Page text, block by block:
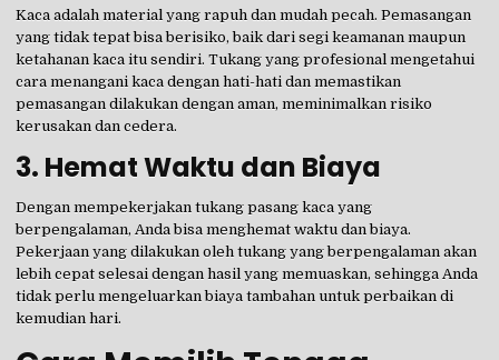
Kaca adalah material yang rapuh dan mudah pecah. Pemasangan
yang tidak tepat bisa berisiko, baik dari segi keamanan maupun
ketahanan kaca itu sendiri. Tukang yang profesional mengetahui
cara menangani kaca dengan hati-hati dan memastikan
pemasangan dilakukan dengan aman, meminimalkan risiko
kerusakan dan cedera.
3. Hemat Waktu dan Biaya
Dengan mempekerjakan tukang pasang kaca yang
berpengalaman, Anda bisa menghemat waktu dan biaya.
Pekerjaan yang dilakukan oleh tukang yang berpengalaman akan
lebih cepat selesai dengan hasil yang memuaskan, sehingga Anda
tidak perlu mengeluarkan biaya tambahan untuk perbaikan di
kemudian hari.